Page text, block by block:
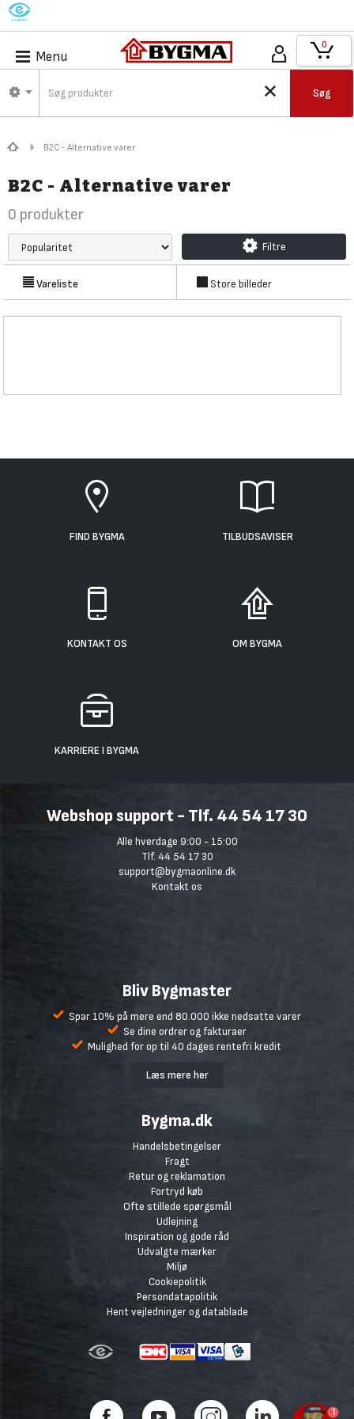
M
Menu
Søg
0
B2C - Alternative varer
B2C - Alternative varer
0 produkter
Filtre
Vareliste Store billeder
FIND BYGMA TILBUDSAVISER
KONTAKT OS OM BYGMA
KARRIERE I BYGMA
Webshop support - Tlf. 44 54 17 30
Alle hverdage 9:00 - 15:00
Tlf. 44 54 17 30
support@bygmaonline.dk
Kontakt os
Bliv Bygmaster
Spar 10% på mere end 80.000 ikke nedsatte varer
Se dine ordrer og fakturaer
Mulighed for op til 40 dages rentefri kredit
Læs mere her
Bygma.dk
Handelsbetingelser
Fragt
Retur og reklamation
Fortryd køb
Ofte stillede spørgsmål
Udlejning
Inspiration og gode råd
Udvalgte mærker
Miljø
Cookiepolitik
Persondatapolitik
Hent vejledninger og datablade
1